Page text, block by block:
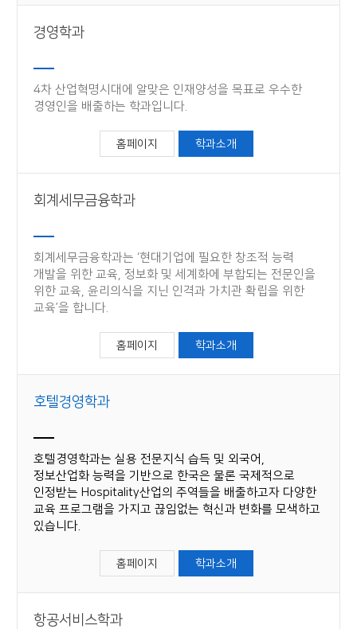
경영학과
4차 산업혁명시대에 알맞은 인재양성을 목표로 우수한
경영인을 배출하는 학과입니다.
홈페이지 학과소개
회계세무금융학과
회계세무금융학과는 ‘현대기업에 필요한 창조적 능력
개발을 위한 교육, 정보화 및 세계화에 부합되는 전문인을
위한 교육, 윤리의식을 지닌 인격과 가치관 확립을 위한
교육’을 합니다.
홈페이지 학과소개
호텔경영학과
호텔경영학과는 실용 전문지식 습득 및 외국어,
정보산업화 능력을 기반으로 한국은 물론 국제적으로
인정받는 Hospitality산업의 주역들을 배출하고자 다양한
교육 프로그램을 가지고 끊임없는 혁신과 변화를 모색하고
있습니다.
홈페이지 학과소개
항공서비스학과